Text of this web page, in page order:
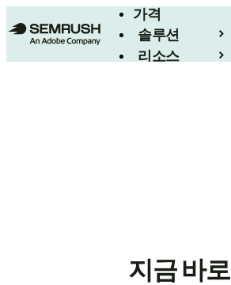
가격
솔루션
리소스
지금 바로